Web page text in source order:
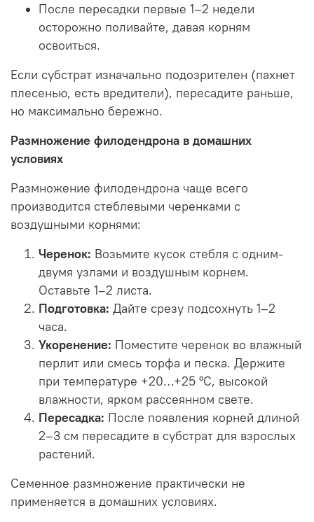
После пересадки первые 1–2 недели
осторожно поливайте, давая корням
освоиться.
Если субстрат изначально подозрителен (пахнет
плесенью, есть вредители), пересадите раньше,
но максимально бережно.
Размножение филодендрона в домашних
условиях
Размножение филодендрона чаще всего
производится стеблевыми черенками с
воздушными корнями:
Черенок: Возьмите кусок стебля с одним-
двумя узлами и воздушным корнем.
Оставьте 1–2 листа.
Подготовка: Дайте срезу подсохнуть 1–2
часа.
Укоренение: Поместите черенок во влажный
перлит или смесь торфа и песка. Держите
при температуре +20…+25 °C, высокой
влажности, ярком рассеянном свете.
Пересадка: После появления корней длиной
2–3 см пересадите в субстрат для взрослых
растений.
Семенное размножение практически не
применяется в домашних условиях.